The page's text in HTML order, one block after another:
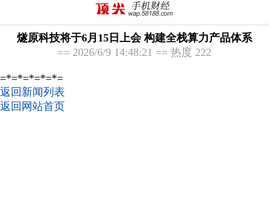
燧原科技将于6月15日上会 构建全栈算力产品体系
== 2026/6/9 14:48:21 == 热度 222
=*=*=*=*=*=
返回新闻列表
返回网站首页